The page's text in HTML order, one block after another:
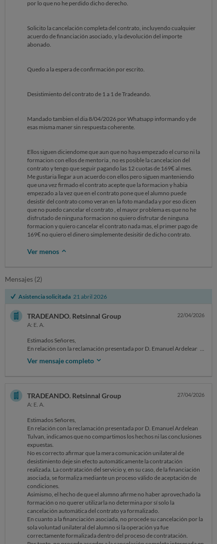
por lo que no he perdido dicho derecho.
Solicito la cancelación completa del contrato, incluyendo cualquier
acuerdo de financiación asociado, y la devolución del importe
abonado.
Quedo a la espera de confirmación por escrito.
Desistimiento del contrato de 1 a 1 de Tradeando.
Mandado tambien el dia 8/04/2026 por Whatsapp informando y de
esas misma maner sin respuesta coherente.
Ellos siguen diciendome que aun que no haya empezado el curso ni la
formacion con ellos de mentoria , no es posible la cancelacion del
contrato y tengo que seguir pagando las 12 cuotas de 169€ al mes.
Me gustaria llegar a un acuerdo con ellos pero siguen manteniendo
que una vez firmado el contrato acepte que la formacion y habia
empezado a la vez que en el contrato pone que el alumno puede
desistir del contrato como veran en la foto mandada y por eso dicen
que no puedo cancelar el contrato , el mayor problema es que no he
disfrutado de ninguna formacion no quiero disfrutar de ninguna
formacion y quiero cancelar el contrato nada mas, el primer pago de
169€ no quiero el dinero simplemente desisitir de dicho contrato.
Ver menos
Mensajes (2)
Asistencia solicitada 21 abril 2026
TRADEANDO. Retsinnal Group
A: E. A.
22/04/2026
Estimados Señores,
En relación con la reclamación presentada por D. Emanuel Ardelean
Tulvan, indicamos:
No es correcto afirmar que la mera comunicación unilateral de
condiciones.
Asimismo, el hecho de que el alumno afirme no haber aprovechado la
cancelación automática del contrato ya formalizado.
En cuanto a la financiación asociada, no procede su cancelación por la
sola voluntad unilateral del alumno si la operación ya fue
correctamente formalizada dentro del proceso de contratación.
Por tanto, no procede acceder a la cancelación completa interesada en
los términos planteados, al no quedar desvirtuada la validez de la
contratación ni de las obligaciones económicas asumidas.
Atentamente,
Equipo de Tradeando.net
www.tradeando.net
El mar, 21 abr 2026 a las 20:45,
reclamar@ocu.org escribió:
Ver mensaje completo
TRADEANDO. Retsinnal Group
A: E. A.
27/04/2026
Estimados Señores,
En relación con la reclamación presentada por D. Emanuel Ardelean
Tulvan, indicamos que no compartimos los hechos ni las conclusiones
expuestas.
No es correcto afirmar que la mera comunicación unilateral de
desistimiento deje sin efecto automáticamente la contratación
realizada. La contratación del servicio y, en su caso, de la financiación
asociada, se formaliza mediante un proceso válido de aceptación de
condiciones.
Asimismo, el hecho de que el alumno afirme no haber aprovechado la
formación o no querer utilizarla no determina por sí solo la
cancelación automática del contrato ya formalizado.
En cuanto a la financiación asociada, no procede su cancelación por la
sola voluntad unilateral del alumno si la operación ya fue
correctamente formalizada dentro del proceso de contratación.